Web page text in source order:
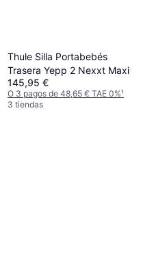
Thule Silla Portabebés
Trasera Yepp 2 Nexxt Maxi
145,95 €
O 3 pagos de 48,65 € TAE 0%¹
3 tiendas